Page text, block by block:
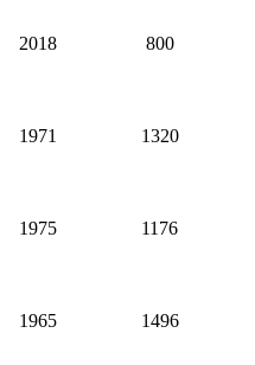
2018 800
1971 1320
1975 1176
1965 1496